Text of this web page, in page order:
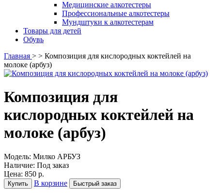
Медицинские алкотестеры
Профессиональные алкотестеры
Мундштуки к алкотестерам
Товары для детей
Обувь
Главная > > Композиция для кислородных коктейлей на
молоке (арбуз)
Композиция для
кислородных коктейлей на
молоке (арбуз)
Модель: Милко АРБУЗ
Наличие: Под заказ
Цена: 850 р.
Купить В корзине Быстрый заказ